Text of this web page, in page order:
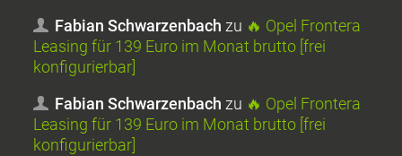
Fabian Schwarzenbach zu 🔥 Opel Frontera
Leasing für 139 Euro im Monat brutto [frei
konfigurierbar]
Fabian Schwarzenbach zu 🔥 Opel Frontera
Leasing für 139 Euro im Monat brutto [frei
konfigurierbar]